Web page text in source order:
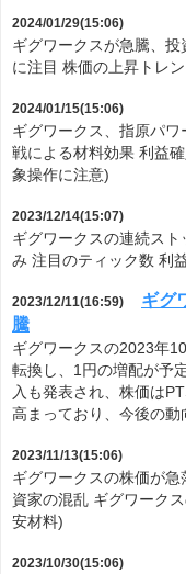
2024/01/29(15:06)
ギグワークスが急騰、
に注目 株価の上昇トレ
2024/01/15(15:06)
ギグワークス、指原パ
戦による材料効果 利益
象操作に注意)
2023/12/14(15:07)
ギグワークスの連続ス
み 注目のティック数 利
2023/12/11(16:59)
ギグ
騰
ギグワークスの2023年
転換し、1円の増配が予
入も発表され、株価は
高まっており、今後の動
2023/11/13(15:06)
ギグワークスの株価が
資家の混乱 ギグワーク
安材料)
2023/10/30(15:06)